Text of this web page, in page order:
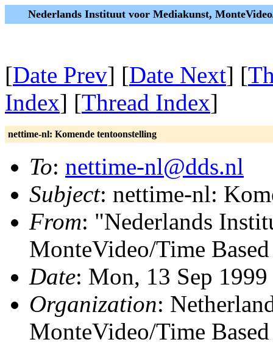
Nederlands Instituut voor Mediakunst,
[Date Prev] [Date Next] [
Index] [Thread Index]
nettime-nl: Komende tentoonstelling
To: nettime-nl@dds.nl
Subject: nettime-nl:
From: "Nederlands
MonteVideo/Time
Date: Mon, 13 Sep
Organization:
MonteVideo/Time